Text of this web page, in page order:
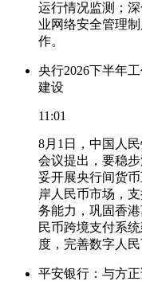
运行情况监测；
业网络安全管理
作。
央行2026下半年
建设
11:01
8月1日，中国人
会议提出，要稳
妥开展央行间货
岸人民币市场，
务能力，巩固香
民币跨境支付系
度，完善数字人
平安银行：与方